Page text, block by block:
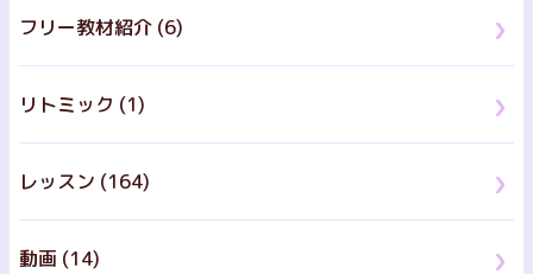
フリー教材紹介 (6)
リトミック (1)
レッスン (164)
動画 (14)